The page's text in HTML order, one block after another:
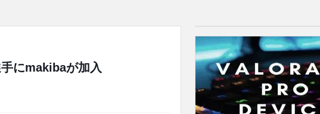
にmakibaが加入